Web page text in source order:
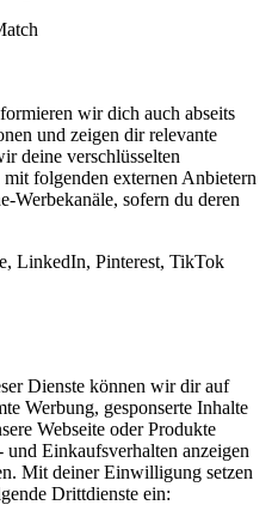
wir dich auch abseits
und zeigen dir relevante
deine verschlüsselten
folgenden externen Anbietern
Werbekanäle, sofern du deren
LinkedIn, Pinterest, TikTok
Dienste können wir dir auf
Werbung, gesponserte Inhalte
Webseite oder Produkte
und Einkaufsverhalten anzeigen
Mit deiner Einwilligung setzen
Drittdienste ein: